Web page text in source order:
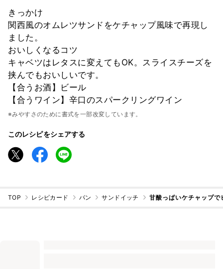
きっかけ
関西風のオムレツサンドをケチャップ風味で再現し
ました。
おいしくなるコツ
キャベツはレタスに変えてもOK。スライスチーズを
挟んでもおいしいです。
【合うお酒】ビール
【合うワイン】辛口のスパークリングワイン
※みやすさのために書式を一部改変しています。
このレシピをシェアする
TOP レシピカード パン サンドイッチ 甘酸っぱいケチャップ